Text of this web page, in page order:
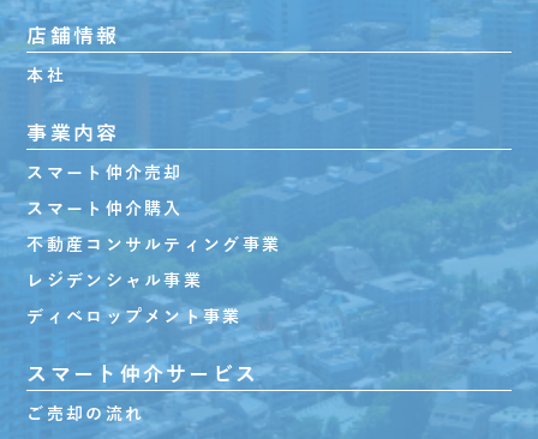
店舗情報
本社
事業内容
スマート仲介売却
スマート仲介購入
不動産コンサルティング事業
レジデンシャル事業
ディベロップメント事業
スマート仲介サービス
ご売却の流れ